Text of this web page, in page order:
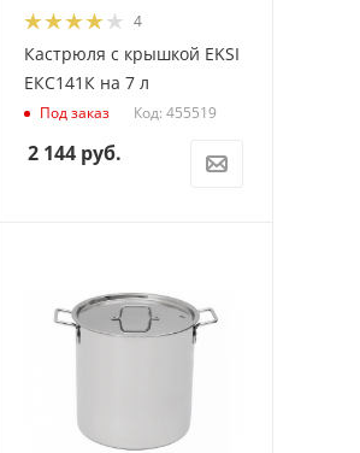
4
Кастрюля с крышкой EKSI
ЕКС141К на 7 л
Под заказ Код: 455519
2 144 руб.